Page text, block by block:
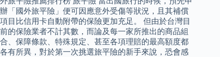
辦「國外旅平險」便可因應意外受傷等狀況，且其補償
項目比信用卡自動附帶的保險更加充足。 但由於台灣目
前的保險業者不計其數，而論及每一家所推出的商品組
合、保障條款、特殊規定、甚至各項理賠的最高額度都
各有所異，對於第一次挑選旅平險的新手來說，恐會感